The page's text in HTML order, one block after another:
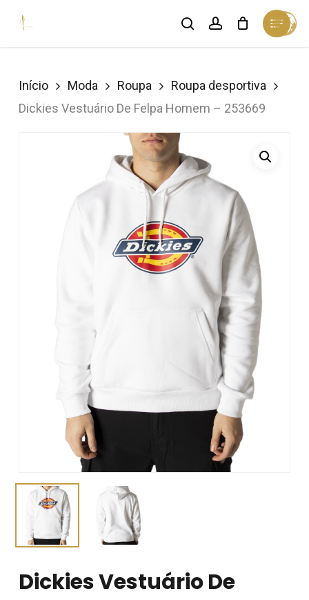
searchaccount
Menu
Close
Cart
Início Moda Roupa
Roupa desportiva
Dickies Vestuário De Felpa Homem – 253669
Dickies Vestuário De